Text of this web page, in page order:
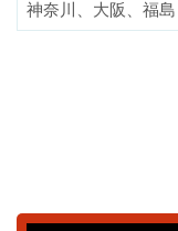
神奈川、大阪、福島